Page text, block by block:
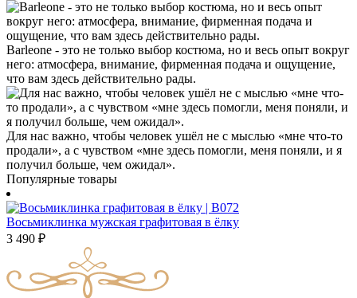
Barleone - это не только выбор костюма, но и весь опыт вокруг
него: атмосфера, внимание, фирменная подача и ощущение,
что вам здесь действительно рады.
Для нас важно, чтобы человек ушёл не с мыслью «мне что-то
продали», а с чувством «мне здесь помогли, меня поняли, и я
получил больше, чем ожидал».
Популярные товары
Восьмиклинка мужская графитовая в ёлку
3 490 ₽